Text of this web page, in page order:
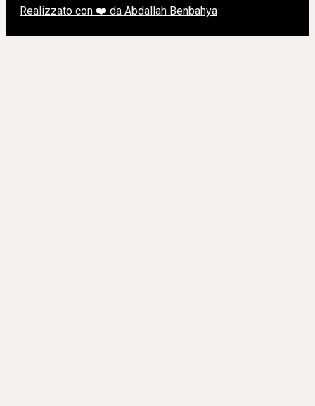
Realizzato con ❤️ da Abdallah Benbahya